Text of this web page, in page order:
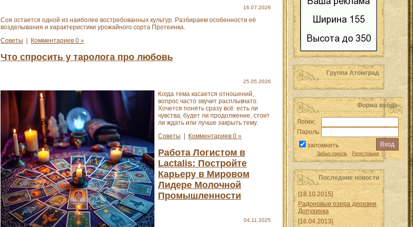
16.07.2026
Соя остается одной из наиболее востребованных культур. Разбираем особенности её
возделывания и характеристики урожайного сорта Протеинка.
Советы | Комментариев 0 »
Что спросить у таролога про любовь
25.05.2026
Когда тема касается отношений,
вопрос часто звучит расплывчато.
Хочется понять сразу всё: есть ли
чувства, будет ли продолжение, стоит
ли ждать или лучше закрыть тему.
Советы | Комментариев 0 »
Работа Логистом в
Lactalis: Постройте
Карьеру в Мировом
Лидере Молочной
Промышленности
04.11.2025
Группа Атомград
Форма входа
Логин:
Пароль:
запомнить
Забыл пароль· Регистрация
Последние новости
[18.10.2015]
Радоновые озера деревни
Допухинка
[16.04.2013]